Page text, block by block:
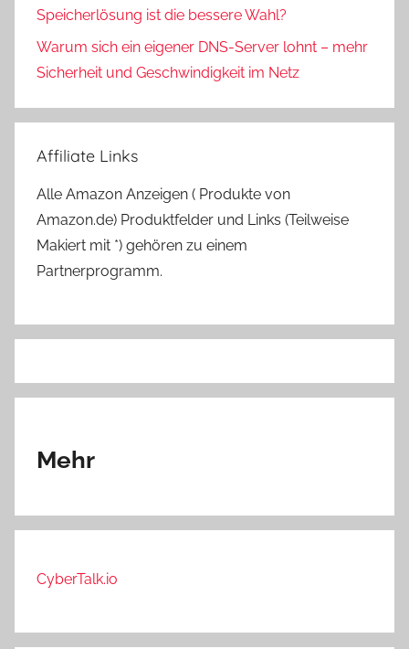
Speicherlösung ist die bessere Wahl?
Warum sich ein eigener DNS-Server lohnt – mehr
Sicherheit und Geschwindigkeit im Netz
Affiliate Links
Alle Amazon Anzeigen ( Produkte von
Amazon.de) Produktfelder und Links (Teilweise
Makiert mit *) gehören zu einem
Partnerprogramm.
Mehr
CyberTalk.io